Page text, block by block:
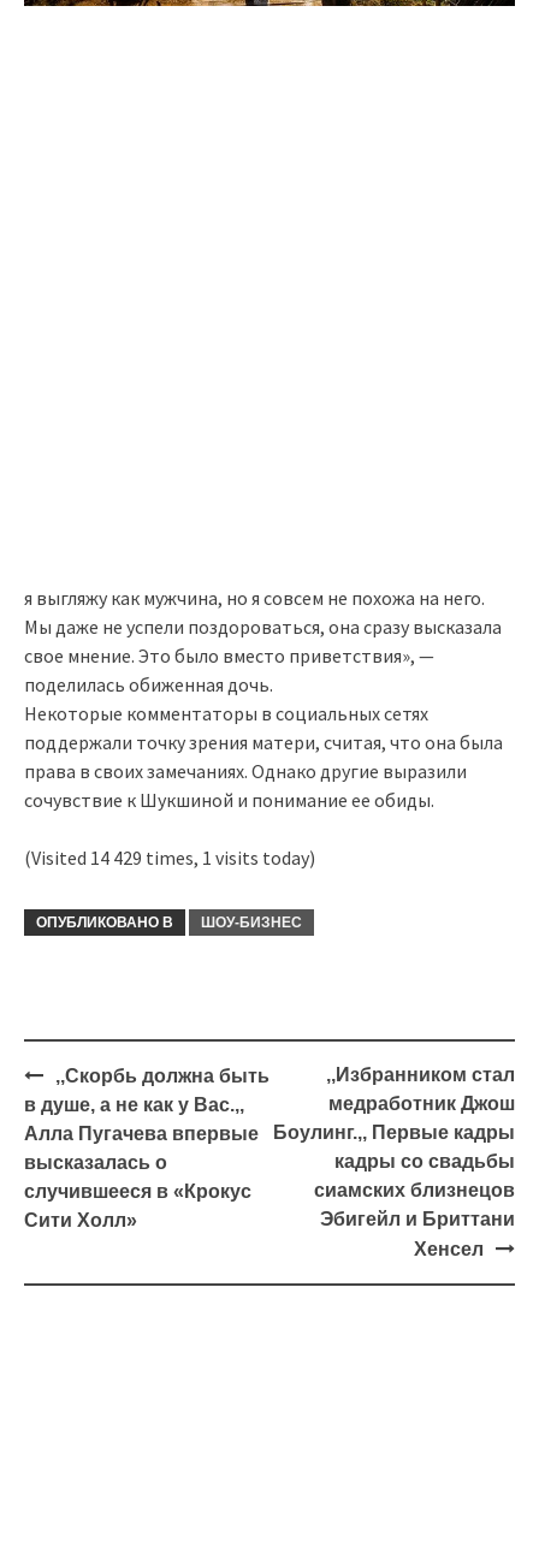
я выгляжу как мужчина, но я совсем не похожа на него.
Мы даже не успели поздороваться, она сразу высказала
свое мнение. Это было вместо приветствия», —
поделилась обиженная дочь.
Некоторые комментаторы в социальных сетях
поддержали точку зрения матери, считая, что она была
права в своих замечаниях. Однако другие выразили
сочувствие к Шукшиной и понимание ее обиды.
(Visited 14 429 times, 1 visits today)
ОПУБЛИКОВАНО В ШОУ-БИЗНЕС
Навигация
,,Скорбь должна быть
в душе, а не как у Вас.,,
Алла Пугачева впервые
высказалась о
случившееся в «Крокус
Сити Холл»
,,Избранником стал
медработник Джош
Боулинг.,, Первые кадры
кадры со свадьбы
сиамских близнецов
Эбигейл и Бриттани
Хенсел